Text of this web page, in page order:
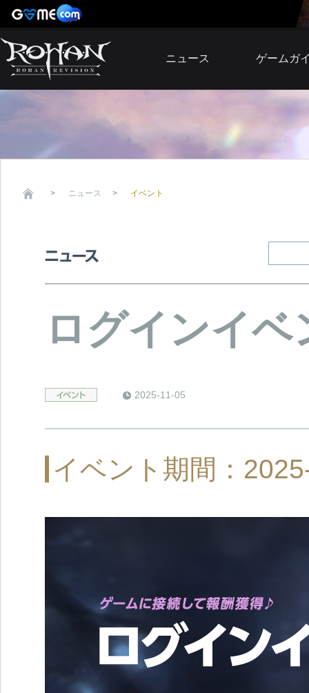
ニュース
アップデート
ゲームガ
ニュース イベント
ログインイベ
2025-11-05
イベント期間：